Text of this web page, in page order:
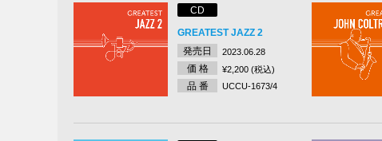
CD
GREATEST JAZZ 2
発売日
2023.06.28
価 格 ¥2,200 (税込)
品 番 UCCU-1673/4